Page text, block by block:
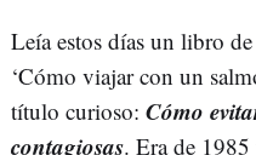
Leía estos días un libro de
‘Cómo viajar con un
título curioso: Cómo
contagiosas. Era de